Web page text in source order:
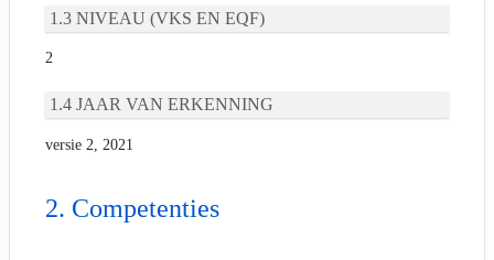
NIVEAU (VKS EN EQF)
2
JAAR VAN ERKENNING
versie 2, 2021
Competenties